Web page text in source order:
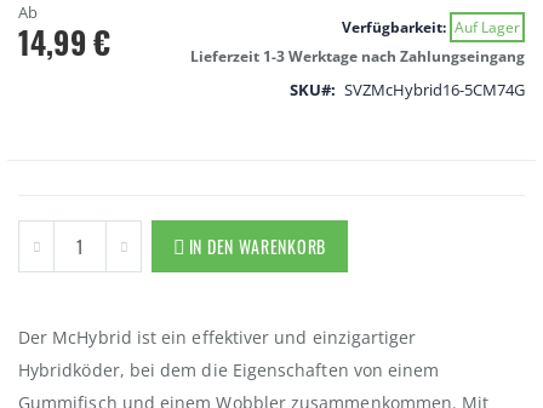
Ab
14,99 € Verfügbarkeit: Auf Lager
Lieferzeit 1-3 Werktage nach Zahlungseingang
SKU SVZMcHybrid16-5CM74G
IN DEN WARENKORB
Der McHybrid ist ein effektiver und einzigartiger
Hybridköder, bei dem die Eigenschaften von einem
Gummifisch und einem Wobbler zusammenkommen. Mit